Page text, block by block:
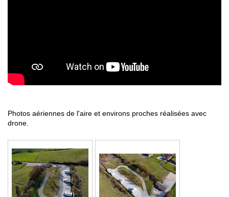
Photos aériennes de l'aire et environs proches réalisées avec
drone.